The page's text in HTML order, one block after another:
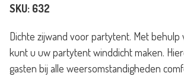
SKU: 632
Dichte zijwand voor partytent. Met behulp
kunt u uw partytent winddicht maken.
gasten bij alle weersomstandigheden